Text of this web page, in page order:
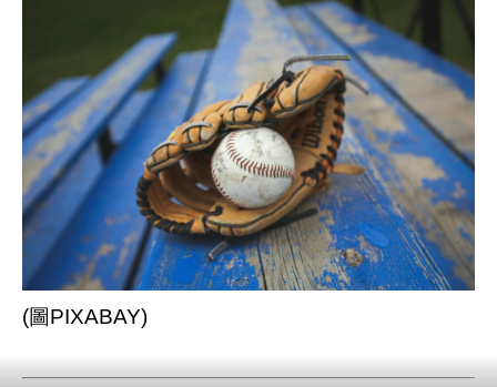
(圖PIXABAY)